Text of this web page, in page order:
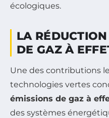
écologiques.
LA
DE GAZ À
Une des contributions
technologies vertes
émissions de gaz à
des systèmes